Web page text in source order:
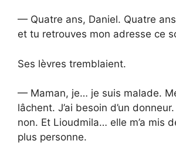
— Quatre ans, Daniel. Quatre
et tu retrouves mon adresse ce
Ses lèvres tremblaient.
— Maman, je… je suis malade.
lâchent. J’ai besoin d’un
non. Et Lioudmila… elle m’a mis
plus personne.